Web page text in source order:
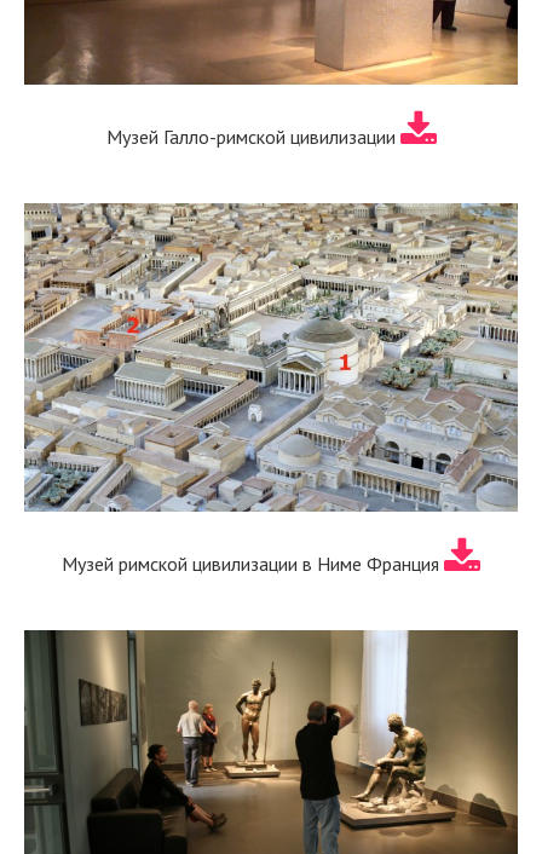
Музей Галло-римской цивилизации
Музей римской цивилизации в Ниме Франция